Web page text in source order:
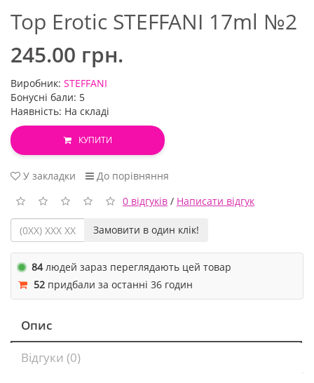
Top Erotic STEFFANI 17ml №2
245.00 грн.
Виробник: STEFFANI
Бонусні бали: 5
Наявність: На складі
КУПИТИ
У закладки
До порівняння
0 відгуків / Написати відгук
Замовити в один клік!
84людей зараз переглядають цей товар
52 придбали за останні 36 годин
Опис
Відгуки (0)